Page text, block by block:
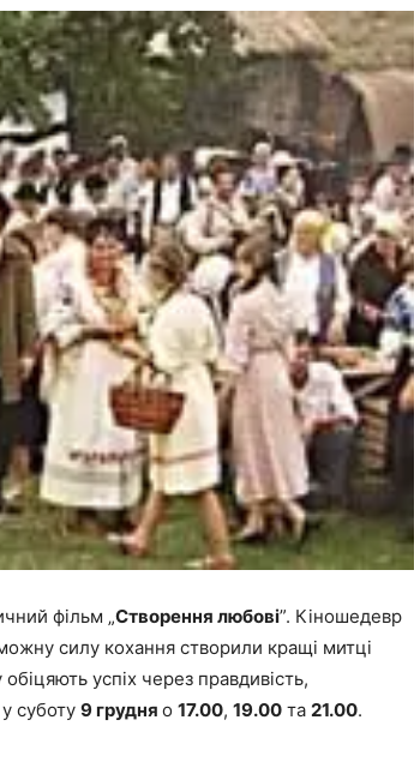
фільм „Створення любові”. Кіношедевр
силу кохання створили кращі митці
успіх через правдивість,
суботу 9 грудня о 17.00, 19.00 та 21.00.